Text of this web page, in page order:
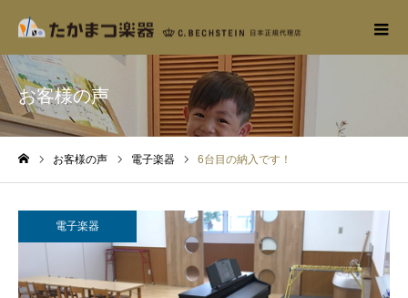
お客様の声
お客様の声 電子楽器 6台目の納入です！
電子楽器